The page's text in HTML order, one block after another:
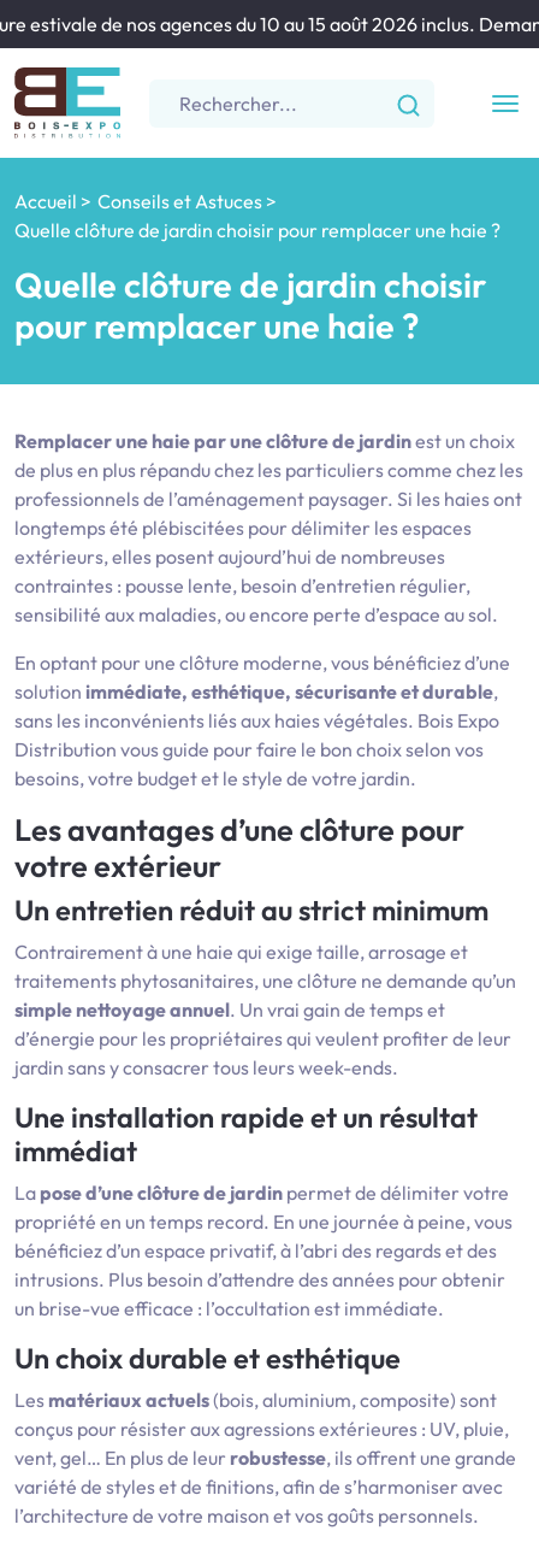
estivale de nos agences du 10 au 15 août 2026 inclus.
Accueil
Conseils et Astuces
Quelle clôture de jardin choisir pour remplacer une haie ?
Quelle clôture de jardin choisir
pour remplacer une haie ?
Remplacer une haie par une clôture de jardinest un choix
de plus en plus répandu chez les particuliers comme chez les
professionnels de l’aménagement paysager. Si les haies ont
longtemps été plébiscitées pour délimiter les espaces
extérieurs, elles posent aujourd’hui de nombreuses
contraintes : pousse lente, besoin d’entretien régulier,
sensibilité aux maladies, ou encore perte d’espace au sol.
En optant pour une clôture moderne, vous bénéficiez d’une
solution immédiate, esthétique, sécurisante et durable,
sans les inconvénients liés aux haies végétales. Bois Expo
Distribution vous guide pour faire le bon choix selon vos
besoins, votre budget et le style de votre jardin.
Les avantages d’une clôture pour
votre extérieur
Un entretien réduit au strict minimum
Contrairement à une haie qui exige taille, arrosage et
traitements phytosanitaires, une clôture ne demande qu’un
simple nettoyage annuel. Un vrai gain de temps et
d’énergie pour les propriétaires qui veulent profiter de leur
jardin sans y consacrer tous leurs week-ends.
Une installation rapide et un résultat
immédiat
La pose d’une clôture de jardin permet de délimiter votre
propriété en un temps record. En une journée à peine, vous
bénéficiez d’un espace privatif, à l’abri des regards et des
intrusions. Plus besoin d’attendre des années pour obtenir
un brise-vue efficace : l’occultation est immédiate.
Un choix durable et esthétique
Les matériaux actuels(bois, aluminium, composite) sont
conçus pour résister aux agressions extérieures : UV, pluie,
vent, gel… En plus de leur robustesse, ils offrent une grande
variété de styles et de finitions, afin de s’harmoniser avec
l’architecture de votre maison et vos goûts personnels.